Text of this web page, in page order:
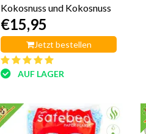
Kokosnuss und Kokosnuss
€15,95
Jetzt bestellen
AUF LAGER